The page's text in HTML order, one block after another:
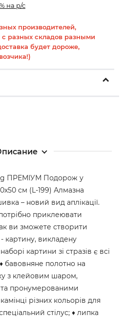
на р/с
производителей,
с разных складов разными
будет дороже,
ПРЕМІУМ Подорож у
см (L-199) Алмазна
– новий вид аплікації.
приклеювати
ви зможете створити
викладену
картини зі стразів є всі
бавовняне полотно на
з клейовим шаром,
пронумерованими
різних кольорів для
стілус; ♦ липка